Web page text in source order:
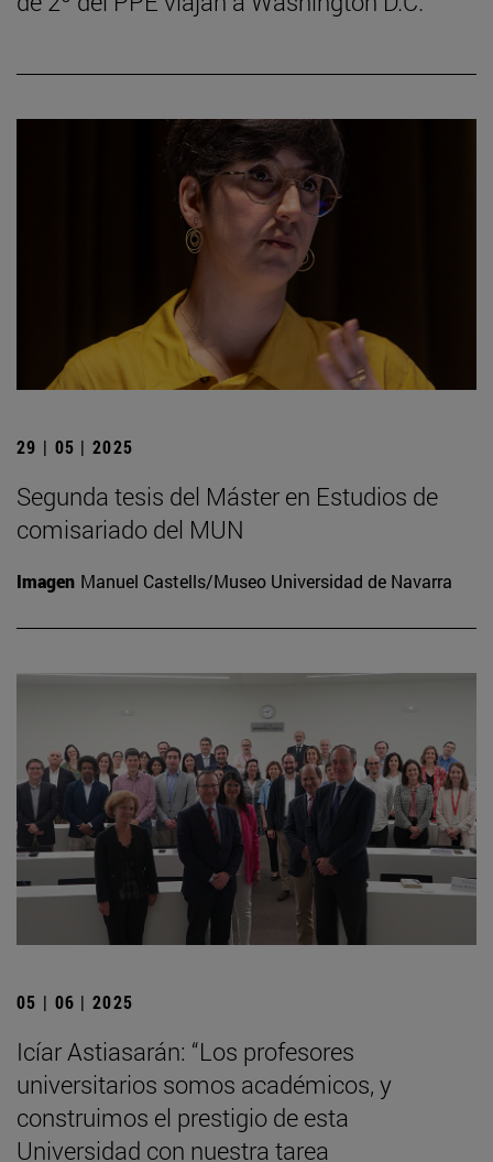
29 | 05 | 2025
Segunda tesis del Máster en Estudios de
comisariado del MUN
Imagen Manuel Castells/Museo Universidad de Navarra
05 | 06 | 2025
Icíar Astiasarán: “Los profesores
universitarios somos académicos, y
construimos el prestigio de esta
Universidad con nuestra tarea